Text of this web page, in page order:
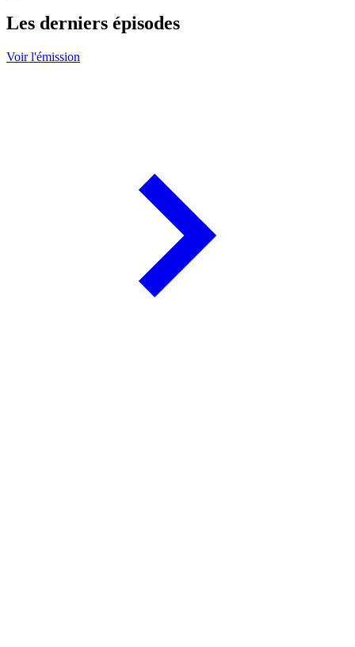
Les derniers épisodes
Voir l'émission